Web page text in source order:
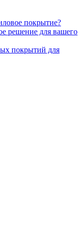
покрытие?
решение для вашего
покрытий для